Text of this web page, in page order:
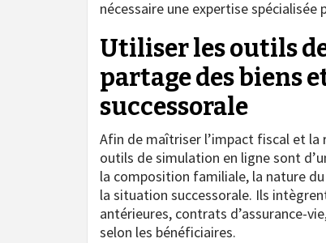
nécessaire une expertise
Utiliser les outils
partage des biens
successorale
Afin de maîtriser l’impact fiscal et
outils de simulation en ligne sont
la composition familiale, la nature
la situation successorale. Ils
antérieures, contrats d’assurance-
selon les bénéficiaires.